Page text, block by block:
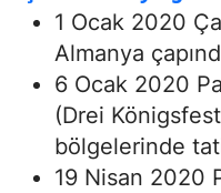
1 Ocak 2020
Almanya
6 Ocak 2020
(Drei
bölgelerinde
19 Nisan 2020